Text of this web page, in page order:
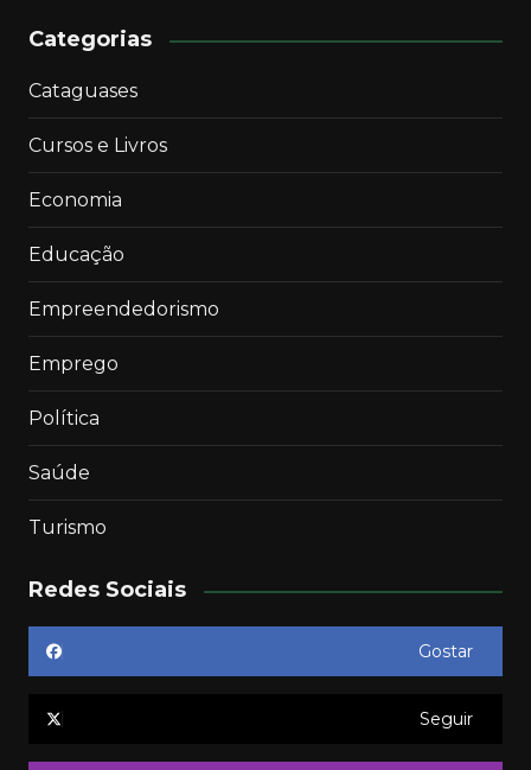
Categorias
Cataguases
Cursos e Livros
Economia
Educação
Empreendedorismo
Emprego
Política
Saúde
Turismo
Redes Sociais
Gostar
Seguir